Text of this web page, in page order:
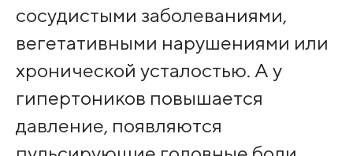
сосудистыми заболеваниями,
вегетативными нарушениями или
хронической усталостью. А у
гипертоников повышается
давление, появляются